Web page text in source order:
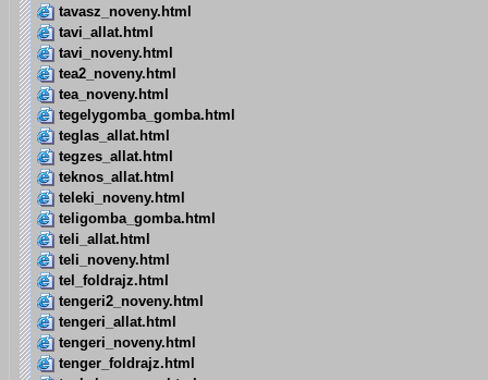
tavasz_noveny.html
tavi_allat.html
tavi_noveny.html
tea2_noveny.html
tea_noveny.html
tegelygomba_gomba.html
teglas_allat.html
tegzes_allat.html
teknos_allat.html
teleki_noveny.html
teligomba_gomba.html
teli_allat.html
teli_noveny.html
tel_foldrajz.html
tengeri2_noveny.html
tengeri_allat.html
tengeri_noveny.html
tenger_foldrajz.html